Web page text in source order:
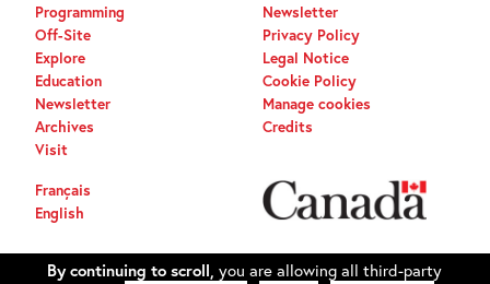
Programming
Off-Site
Explore
Education
Newsletter
Archives
Visit
Newsletter
Privacy Policy
Legal Notice
Cookie Policy
Manage cookies
Credits
Français
English
By continuing to scroll, you are allowing all third-party